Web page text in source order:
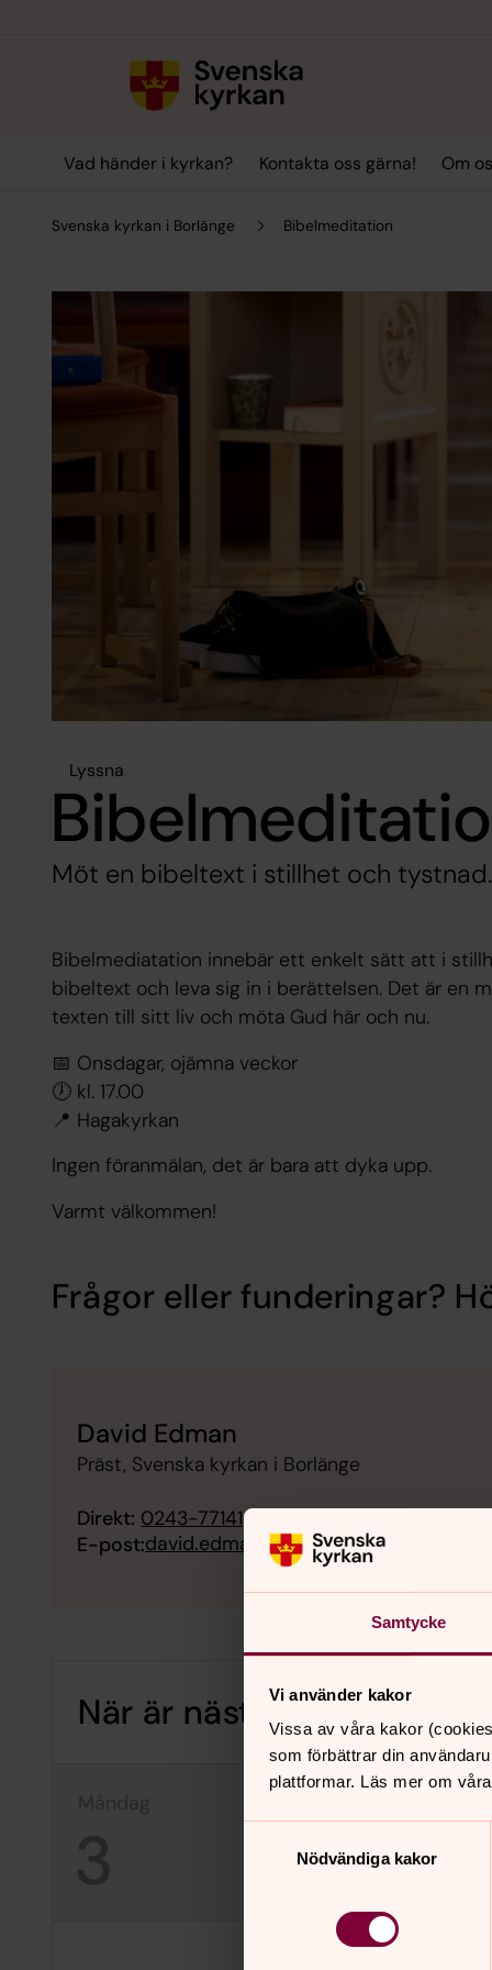
Samtycke
Vi använder kakor
Vissa av våra kakor
som förbättrar din
plattformar. Läs mer om
Nödvändiga kakor
Vad händer i kyrkan? Kontakta oss gärna! Om
Svenska kyrkan i Borlänge Bibelmeditation
Lyssna
Möt en bibeltext i stillhet och tystnad.
Bibelmediatation innebär ett enkelt sätt att i
bibeltext och leva sig in i berättelsen. Det är en
texten till sitt liv och möta Gud här och nu.
📅 Onsdagar, ojämna veckor
🕖 kl. 17.00
📍 Hagakyrkan
Ingen föranmälan, det är bara att dyka upp.
Varmt välkommen!
Frågor eller funderingar?
David Edman
Präst, Svenska kyrkan i Borlänge
Direkt: 0243-77141
E-post:david.edman@svenskakyrkan.se
När är nästa
4